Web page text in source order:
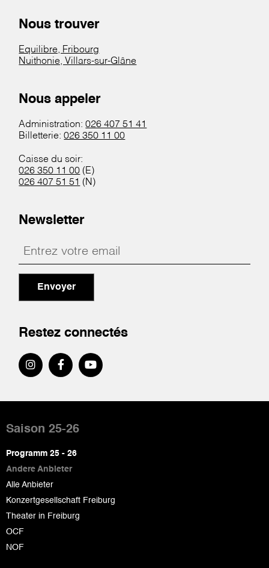
Nous trouver
Equilibre, Fribourg
Nuithonie, Villars-sur-Glâne
Nous appeler
Administration:026 407 51 41
Billetterie:026 350 11 00
Caisse du soir:
026 350 11 00 (E)
026 407 51 51 (N)
Newsletter
Envoyer
Restez connectés
de
page
Saison 25-26
Programm 25 - 26
Andere Anbieter
Alle Anbieter
Konzertgesellschaft Freiburg
Theater in Freiburg
OCF
NOF